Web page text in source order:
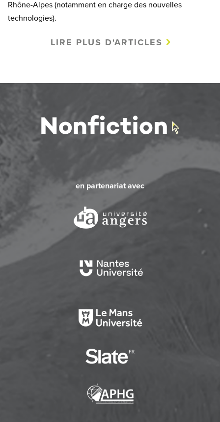
Rhône-Alpes (notamment en charge des nouvelles
technologies).
LIRE PLUS D'ARTICLES
en partenariat avec